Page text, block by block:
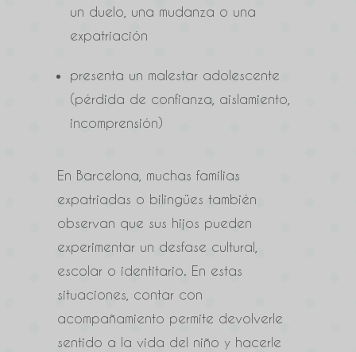
un duelo, una mudanza o una
expatriación
presenta un malestar adolescente
(pérdida de confianza, aislamiento,
incomprensión)
En Barcelona, muchas familias
expatriadas o bilingües también
observan que sus hijos pueden
experimentar un desfase cultural,
escolar o identitario. En estas
situaciones, contar con
acompañamiento permite devolverle
sentido a la vida del niño y hacerle